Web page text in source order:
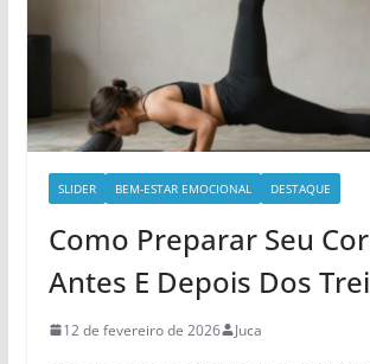
SLIDER BEM-ESTAR EMOCIONAL DESTAQUE
Como Preparar Seu
Antes E Depois Dos
12 de fevereiro de 2026 Juca